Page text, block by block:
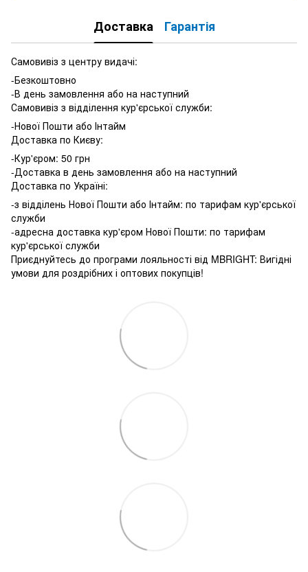
Доставка Гарантія
Самовивіз з центру видачі:
-Безкоштовно
-В день замовлення або на наступний
Самовивіз з відділення кур'єрської служби:
-Нової Пошти або Інтайм
Доставка по Києву:
-Кур'єром: 50 грн
-Доставка в день замовлення або на наступний
Доставка по Україні:
-з відділень Нової Пошти або Інтайм: по тарифам кур'єрської
служби
-адресна доставка кур'єром Нової Пошти: по тарифам
кур'єрської служби
Приєднуйтесь до програми лояльності від MBRIGHT: Вигідні
умови для роздрібних і оптових покупців!